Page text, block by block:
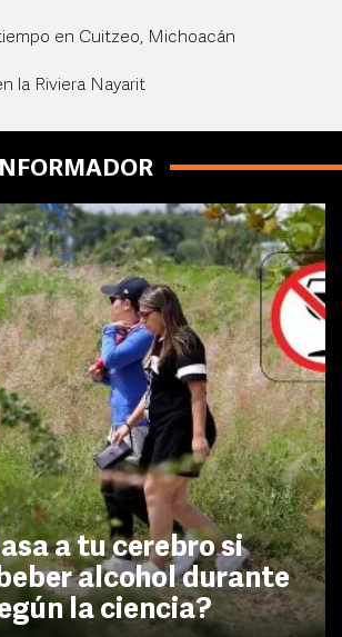
en Cuitzeo, Michoacán
la Riviera Nayarit
a tu cerebro si
alcohol durante
la ciencia?